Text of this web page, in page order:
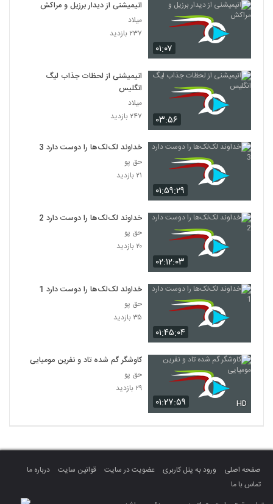
۰۱:۰۷
انیمیشنی از دیدار برزیل و مراکش
میلاد
۲۳۷ بازدید
۰۳:۵۶
انیمیشنی از لحظات جذاب لیگ
انگلیس
میلاد
۲۴۷ بازدید
۰۱:۵۹:۲۹
خداوند لک‌لک‌ها را دوست دارد 3
حق پو
۲۱ بازدید
۰۲:۱۲:۰۳
خداوند لک‌لک‌ها را دوست دارد 2
حق پو
۲۰ بازدید
۰۱:۴۵:۰۴
خداوند لک‌لک‌ها را دوست دارد 1
حق پو
۳۵ بازدید
۰۱:۲۷:۵۹ HD
کاوشگر گم شده تاد و نفرین مومیایی
حق پو
۲۹ بازدید
صفحه اصلی ورود به پنل کاربری عضویت در سایت قوانین سایت
درباره ما
تماس با ما